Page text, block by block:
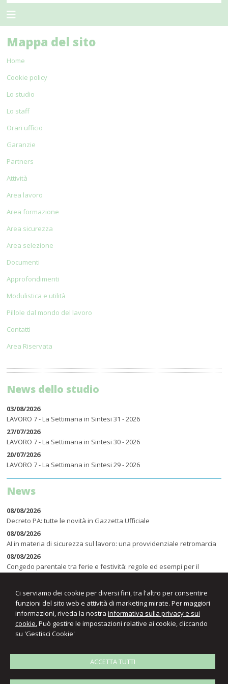
Ci serviamo dei cookie per diversi fini, tra l'altro per consentire
funzioni del sito web e attività di marketing mirate. Per maggiori
informazioni, riveda la nostra informativa sulla privacy e sui
cookie. Può gestire le impostazioni relative ai cookie, cliccando
su 'Gestisci Cookie'
ACCETTA TUTTI
Mappa del sito
Home
Cookie policy
Lo studio
Lo staff
Orari ufficio
Garanzie
Partners
Attività
Area lavoro
Area formazione
Area sicurezza
Area selezione
Documenti
Approfondimenti
Modulistica e utilità
Pillole dal mondo del lavoro
Contatti
Area Riservata
News dello studio
03/08/2026
LAVORO 7 - La Settimana in Sintesi 31 - 2026
27/07/2026
LAVORO 7 - La Settimana in Sintesi 30 - 2026
20/07/2026
LAVORO 7 - La Settimana in Sintesi 29 - 2026
News
08/08/2026
Decreto PA: tutte le novità in Gazzetta Ufficiale
08/08/2026
AI in materia di sicurezza sul lavoro: una provvidenziale retromarcia
08/08/2026
Congedo parentale tra ferie e festività: regole ed esempi per il
tudio Associato